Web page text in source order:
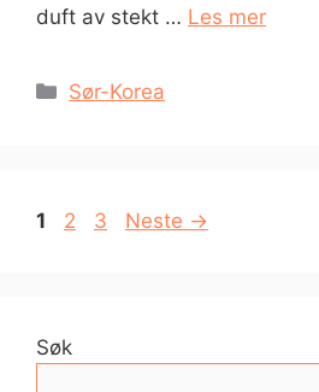
duft av stekt … Les mer
Kategorier
Sør-Korea
Side
1 Side
2 Side
3 Neste →
Søk